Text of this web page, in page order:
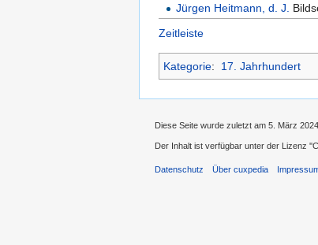
Jürgen Heitmann, d. J.
Zeitleiste
Kategorie: 17. Jahrhundert
Diese Seite wurde zuletzt am 5. März
Der Inhalt ist verfügbar unter der Lizenz
Datenschutz Über cuxpedia